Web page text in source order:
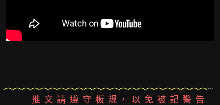
︵︵︵︵︵︵︵︵︵︵︵︵︵︵︵︵︵︵︵︵︵︵︵︵︵︵︵︵︵︵︵︵︵︵︵︵︵︵︵
              推  文  請  遵  守  板  規 ，  以  免  被  記  警  告